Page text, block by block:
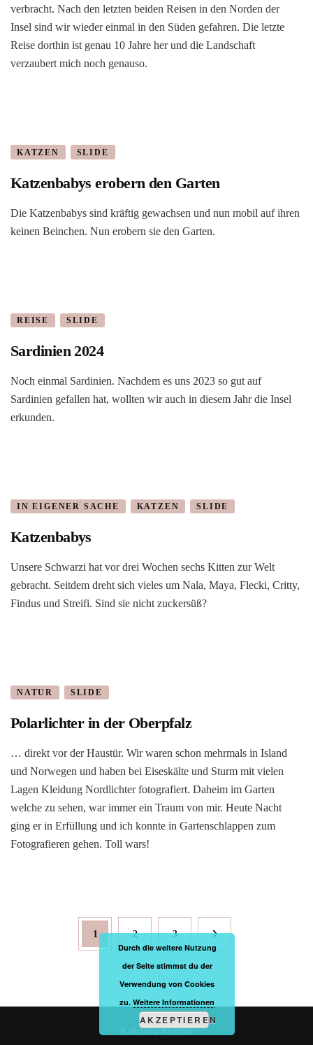
verbracht. Nach den letzten beiden Reisen in den Norden der
Insel sind wir wieder einmal in den Süden gefahren. Die letzte
Reise dorthin ist genau 10 Jahre her und die Landschaft
verzaubert mich noch genauso.
KATZEN SLIDE
Katzenbabys erobern den Garten
Die Katzenbabys sind kräftig gewachsen und nun mobil auf ihren
keinen Beinchen. Nun erobern sie den Garten.
REISE SLIDE
Sardinien 2024
Noch einmal Sardinien. Nachdem es uns 2023 so gut auf
Sardinien gefallen hat, wollten wir auch in diesem Jahr die Insel
erkunden.
IN EIGENER SACHE KATZEN SLIDE
Katzenbabys
Unsere Schwarzi hat vor drei Wochen sechs Kitten zur Welt
gebracht. Seitdem dreht sich vieles um Nala, Maya, Flecki, Critty,
Findus und Streifi. Sind sie nicht zuckersüß?
NATUR SLIDE
Polarlichter in der Oberpfalz
… direkt vor der Haustür. Wir waren schon mehrmals in Island
und Norwegen und haben bei Eiseskälte und Sturm mit vielen
Lagen Kleidung Nordlichter fotografiert. Daheim im Garten
welche zu sehen, war immer ein Traum von mir. Heute Nacht
ging er in Erfüllung und ich konnte in Gartenschlappen zum
Fotografieren gehen. Toll wars!
Seitennummerierung
Page
1 Page
2 Page
3
Katharina Merther
Durch die weitere Nutzung
der Seite stimmst du der
Verwendung von Cookies
zu. Weitere Informationen
AKZEPTIEREN